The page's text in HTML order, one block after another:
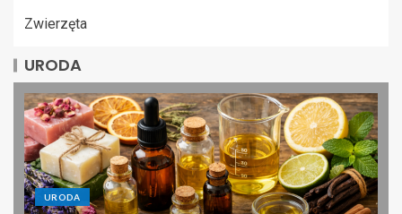
Zwierzęta
URODA
URODA